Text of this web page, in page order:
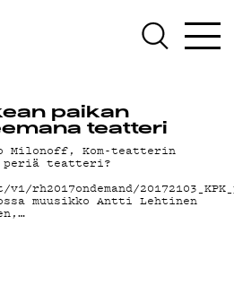
paikan
teatteri
Milonoff, Kom-teatterin
teatteri?
muusikko Antti Lehtinen